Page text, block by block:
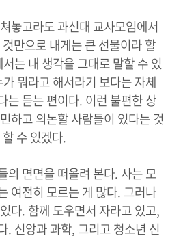
놓고라도 과신대 교사모임에서
만으로 내게는 큰 선물이라 할
는 내 생각을 그대로 말할 수 있
뭐라고 해서라기 보다는 자체
는 듣는 편이다. 이런 불편한 상
하고 의논할 사람들이 있다는 것
수 있겠다.
의 면면을 떠올려 본다. 사는 모
여전히 모르는 게 많다. 그러나
다. 함께 도우면서 자라고 있고,
. 신앙과 과학, 그리고 청소년 신